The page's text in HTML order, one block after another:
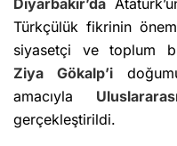
Diyarbakır’da
Türkçülük fikrinin
siyasetçi ve toplum
Ziya Gökalp’i
amacıyla
gerçekleştirildi.